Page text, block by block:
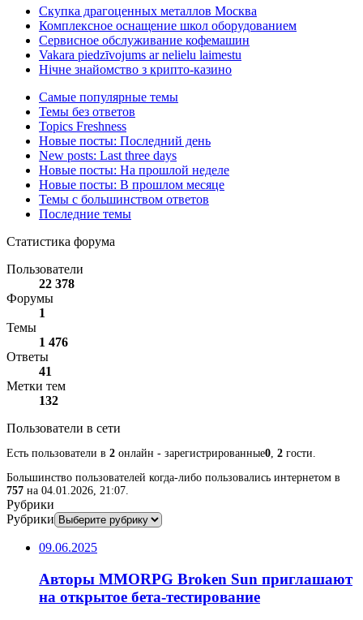
Скупка драгоценных металлов Москва
Комплексное оснащение школ оборудованием
Сервисное обслуживание кофемашин
Vakara piedzīvojums ar nelielu laimestu
Нічне знайомство з крипто-казино
Самые популярные темы
Темы без ответов
Topics Freshness
Новые посты: Последний день
New posts: Last three days
Новые посты: На прошлой неделе
Новые посты: В прошлом месяце
Темы с большинством ответов
Последние темы
Статистика форума
Пользователи
22 378
Форумы
1
Темы
1 476
Ответы
41
Метки тем
132
Пользователи в сети
Есть пользователи в 2 онлайн - зарегистрированные0 2 гости.
Большинство пользователей когда-либо пользовались интернетом в
757 на 04.01.2026, 21:07.
Рубрики
Рубрики
09.06.2025
Авторы MMORPG Broken Sun приглашают
на открытое бета-тестирование